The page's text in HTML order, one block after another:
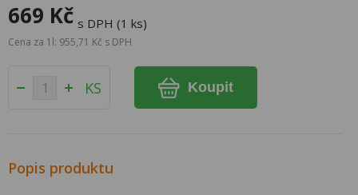
669 Kč s DPH (1 ks)
Cena za 1l: 955,71 Kč s DPH
KS Koupit
Popis produktu